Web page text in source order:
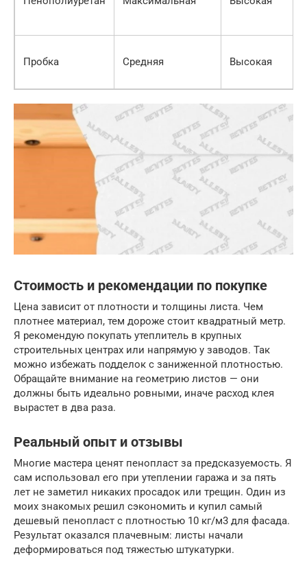
Пробка Средняя Высокая
Стоимость и рекомендации по покупке
Цена зависит от плотности и толщины листа. Чем
плотнее материал, тем дороже стоит квадратный метр.
Я рекомендую покупать утеплитель в крупных
строительных центрах или напрямую у заводов. Так
можно избежать подделок с заниженной плотностью.
Обращайте внимание на геометрию листов — они
должны быть идеально ровными, иначе расход клея
вырастет в два раза.
Реальный опыт и отзывы
Многие мастера ценят пенопласт за предсказуемость. Я
сам использовал его при утеплении гаража и за пять
лет не заметил никаких просадок или трещин. Один из
моих знакомых решил сэкономить и купил самый
дешевый пенопласт с плотностью 10 кг/м3 для фасада.
Результат оказался плачевным: листы начали
деформироваться под тяжестью штукатурки.